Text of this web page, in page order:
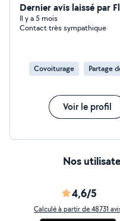
Dernier avis laissé par
Il y a 5 mois
Contact très sympathique
Covoiturage Partage
Voir le profil
Nos
4,6/5
Calculé à partir de 48731